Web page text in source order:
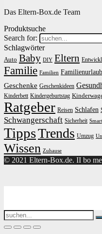
Das Eltern-Box.de Team
Produktsuche
Search for:
Schlagwörter
Auto Baby DIY Eltern
Familie Familien Familienurlaub
Geschenke Geschenkideen
Kinderbett Kindergeburtstag
Ratgeber Reisen Schlafen
Schwangerschaft Sicherheit
TippsTrends Umzug
Wissen Zuhause
© 2021 Eltern-Box.de. II bo